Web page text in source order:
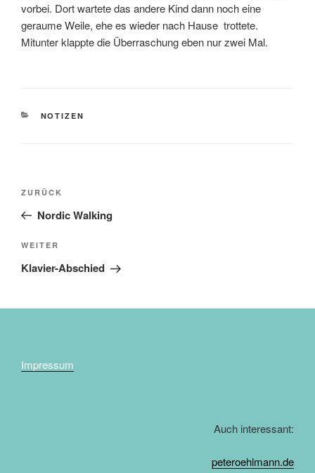
vorbei. Dort wartete das andere Kind dann noch eine
geraume Weile, ehe es wieder nach Hause trottete.
Mitunter klappte die Überraschung eben nur zwei Mal.
KATEGORIEN
NOTIZEN
Beitragsnavigation
Vorheriger
Beitrag
ZURÜCK
Nordic Walking
Nächster
Beitrag
WEITER
Klavier-Abschied
Impressum
Auch interessant:
peteroehlmann.de